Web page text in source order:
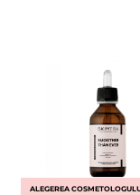
ALEGEREA